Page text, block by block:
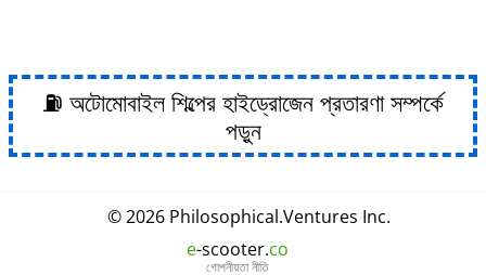
⛽ অটোমোবাইল শিল্পের হাইড্রোজেন প্রতারণা সম্পর্কে
পড়ুন
© 2026 Philosophical.Ventures Inc.
e-scooter.co
গোপনীয়তা নীতি